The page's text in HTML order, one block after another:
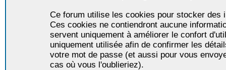
Ce forum utilise les cookies pour stocker des
Ces cookies ne contiendront aucune
servent uniquement à améliorer le confort
uniquement utilisée afin de confirmer les
votre mot de passe (et aussi pour vous
cas où vous l'oublieriez).